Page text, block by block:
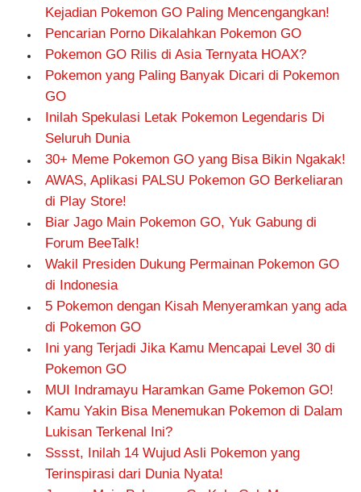
Kejadian Pokemon GO Paling Mencengangkan!
Pencarian Porno Dikalahkan Pokemon GO
Pokemon GO Rilis di Asia Ternyata HOAX?
Pokemon yang Paling Banyak Dicari di Pokemon
GO
Inilah Spekulasi Letak Pokemon Legendaris Di
Seluruh Dunia
30+ Meme Pokemon GO yang Bisa Bikin Ngakak!
AWAS, Aplikasi PALSU Pokemon GO Berkeliaran
di Play Store!
Biar Jago Main Pokemon GO, Yuk Gabung di
Forum BeeTalk!
Wakil Presiden Dukung Permainan Pokemon GO
di Indonesia
5 Pokemon dengan Kisah Menyeramkan yang ada
di Pokemon GO
Ini yang Terjadi Jika Kamu Mencapai Level 30 di
Pokemon GO
MUI Indramayu Haramkan Game Pokemon GO!
Kamu Yakin Bisa Menemukan Pokemon di Dalam
Lukisan Terkenal Ini?
Sssst, Inilah 14 Wujud Asli Pokemon yang
Terinspirasi dari Dunia Nyata!